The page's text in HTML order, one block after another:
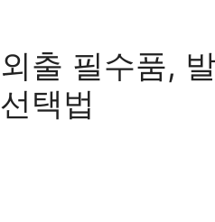
외출 필수품,
선택법